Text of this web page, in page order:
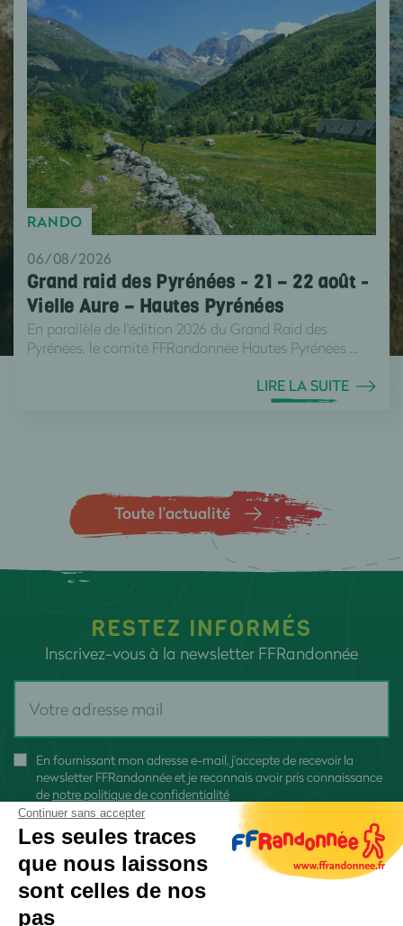
RANDO
06/08/2026
Grand raid des Pyrénées - 21 – 22 août -
Vielle Aure – Hautes Pyrénées
En parallèle de l'édition 2026 du Grand Raid des
Pyrénées, le comité FFRandonnée Hautes Pyrénées ...
LIRE LA SUITE
Toute l’actualité
RESTEZ INFORMÉS
Inscrivez-vous à la newsletter FFRandonnée
En fournissant mon adresse e-mail, j'accepte de recevoir la
newsletter FFRandonnée et je reconnais avoir pris connaissance
de notre politique de confidentialité
Continuer sans accepter
Les seules traces
que nous laissons
sont celles de nos
pas